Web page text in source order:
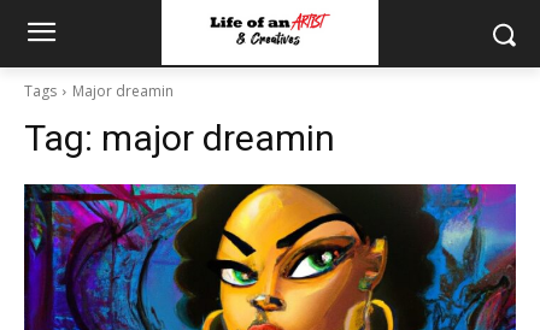
Tags Major dreamin
Tag: major dreamin